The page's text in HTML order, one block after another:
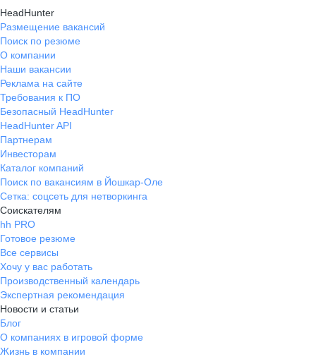
HeadHunter
Размещение вакансий
Поиск по резюме
О компании
Наши вакансии
Реклама на сайте
Требования к ПО
Безопасный HeadHunter
HeadHunter API
Партнерам
Инвесторам
Каталог компаний
Поиск по вакансиям в Йошкар-Оле
Сетка: соцсеть для нетворкинга
Соискателям
hh PRO
Готовое резюме
Все сервисы
Хочу у вас работать
Производственный календарь
Экспертная рекомендация
Новости и статьи
Блог
О компаниях в игровой форме
Жизнь в компании